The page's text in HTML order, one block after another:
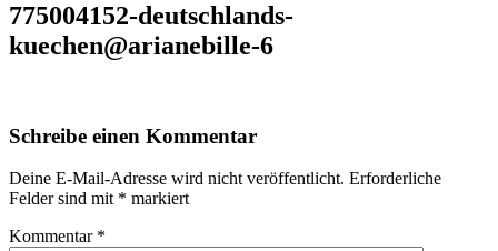
775004152-deutschlands-
kuechen@arianebille-6
Schreibe einen Kommentar
Deine E-Mail-Adresse wird nicht veröffentlicht. Erforderliche
Felder sind mit * markiert
Kommentar *